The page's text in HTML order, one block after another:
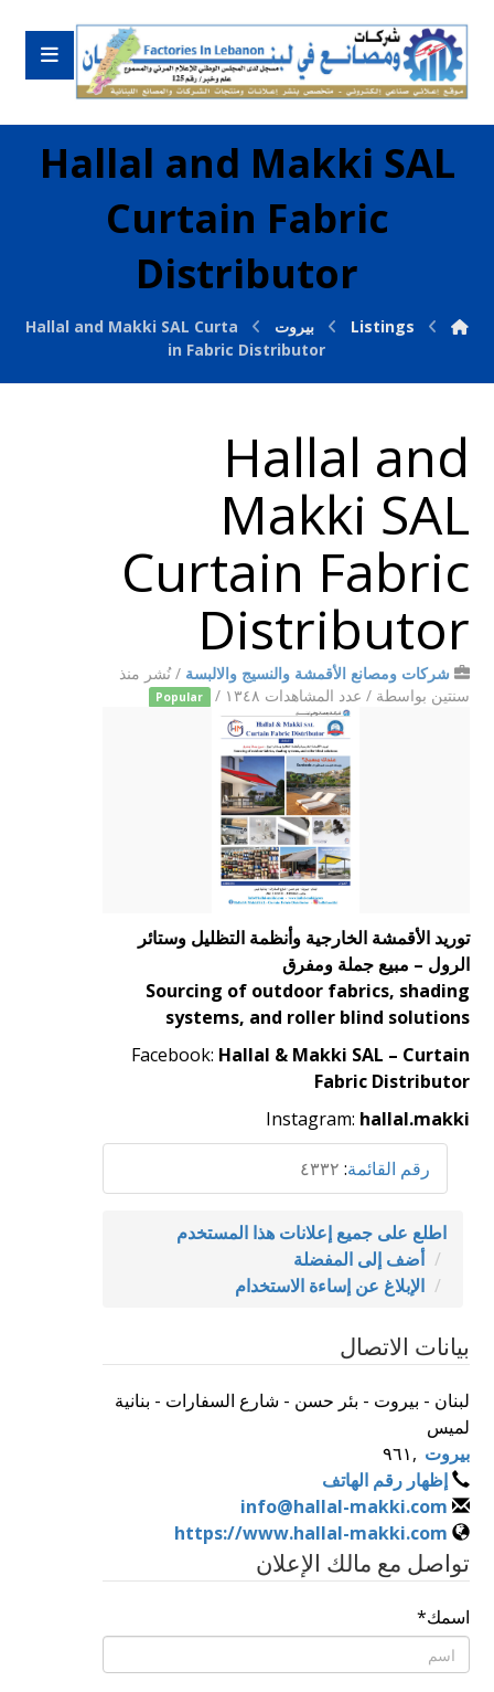
Hallal and Makki SAL
Curtain Fabric
Distributor
Listings بيروت
Hallal and Makki SAL Curta
in Fabric Distributor
Hallal and
Makki SAL
Curtain Fabric
Distributor
شركات ومصانع الأقمشة والنسيج والالبسة /نُشر منذ
سنتين بواسطة/ عدد المشاهدات ١٣٤٨ / Popular
توريد الأقمشة الخارجية وأنظمة التظليل وستائر
الرول – مبيع جملة ومفرق
Sourcing of outdoor fabrics, shading
systems, and roller blind solutions
Facebook: Hallal & Makki SAL – Curtain
Fabric Distributor
Instagram: hallal.makki
رقم القائمة: ٤٣٣٢
اطلع على جميع إعلانات هذا المستخدم
أضف إلى المفضلة
الإبلاغ عن إساءة الاستخدام
بيانات الاتصال
لبنان - بيروت - بئر حسن - شارع السفارات - بنانية
لميس
بيروت ,٩٦١
إظهار رقم الهاتف
info@hallal-makki.com
https://www.hallal-makki.com
تواصل مع مالك الإعلان
اسمك*